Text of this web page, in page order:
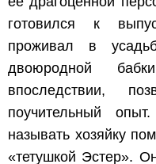
готовился к
проживал в
двоюродной
впоследствии,
поучительный
называть хозяйку
«тетушкой Эстер».